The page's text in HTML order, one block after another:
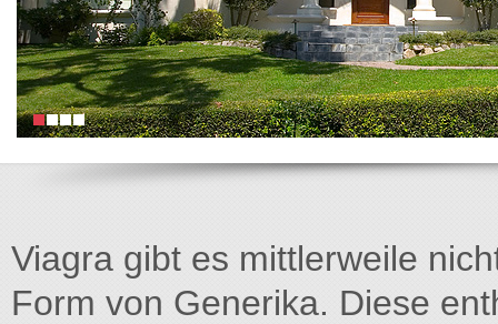
Viagra gibt es mittlerweile
Form von Generika. Diese